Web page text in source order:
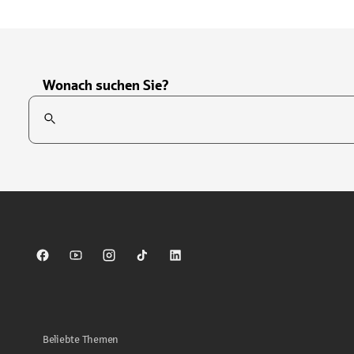
Wonach suchen Sie?
Suchfeld
Sparkasse auf Facebook
Sparkasse auf Youtube
Sparkasse auf Instagram
Sparkasse auf TikTok
Sparkasse auf LinkedIn
Beliebte Themen